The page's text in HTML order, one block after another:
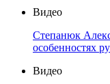
Видео
Степанюк
особенностях
Видео